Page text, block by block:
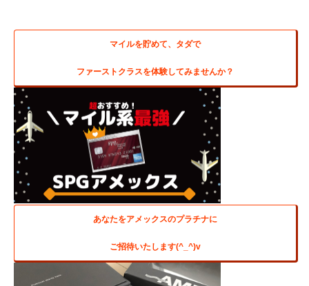
マイルを貯めて、タダで
ファーストクラスを体験してみませんか？
あなたをアメックスのプラチナに
ご招待いたします(^_^)v